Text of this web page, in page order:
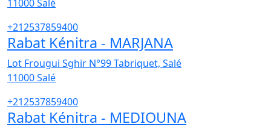
11000Salé
+212537859400
Rabat Kénitra - MARJANA
Lot Frougui Sghir N°99 Tabriquet, Salé
11000Salé
+212537859400
Rabat Kénitra - MEDIOUNA